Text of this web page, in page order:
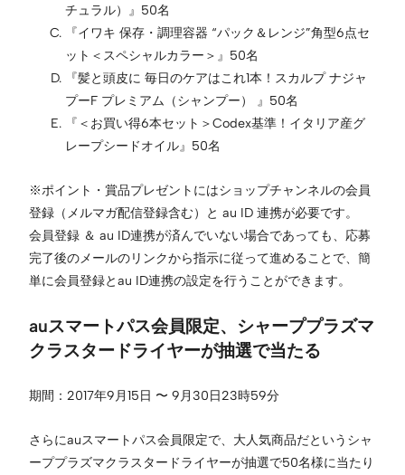
チュラル）』50名
『イワキ 保存・調理容器 “パック＆レンジ”角型6点セ
ット＜スペシャルカラー＞』50名
『髪と頭皮に 毎日のケアはこれ1本！スカルプ ナジャ
プーF プレミアム（シャンプー） 』50名
『＜お買い得6本セット＞Codex基準！イタリア産グ
レープシードオイル』50名
※ポイント・賞品プレゼントにはショップチャンネルの会員
登録（メルマガ配信登録含む）と au ID 連携が必要です。
会員登録 ＆ au ID連携が済んでいない場合であっても、応募
完了後のメールのリンクから指示に従って進めることで、簡
単に会員登録とau ID連携の設定を行うことができます。
auスマートパス会員限定、シャーププラズマ
クラスタードライヤーが抽選で当たる
期間：2017年9月15日 〜 9月30日23時59分
さらにauスマートパス会員限定で、大人気商品だというシャ
ーププラズマクラスタードライヤーが抽選で50名様に当たり